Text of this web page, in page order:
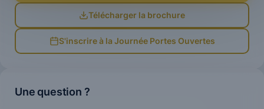
Télécharger la brochure
S'inscrire à la Journée Portes Ouvertes
Une question ?